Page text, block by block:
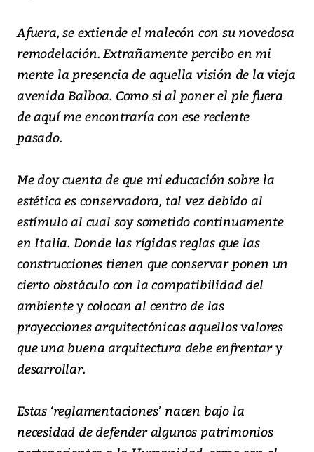
Afuera, se extiende el malecón con su novedosa
remodelación. Extrañamente percibo en mi
mente la presencia de aquella visión de la vieja
avenida Balboa. Como si al poner el pie fuera
de aquí me encontraría con ese reciente
pasado.
Me doy cuenta de que mi educación sobre la
estética es conservadora, tal vez debido al
estímulo al cual soy sometido continuamente
en Italia. Donde las rígidas reglas que las
construcciones tienen que conservar ponen un
cierto obstáculo con la compatibilidad del
ambiente y colocan al centro de las
proyecciones arquitectónicas aquellos valores
que una buena arquitectura debe enfrentar y
desarrollar.
Estas ‘reglamentaciones’ nacen bajo la
necesidad de defender algunos patrimonios